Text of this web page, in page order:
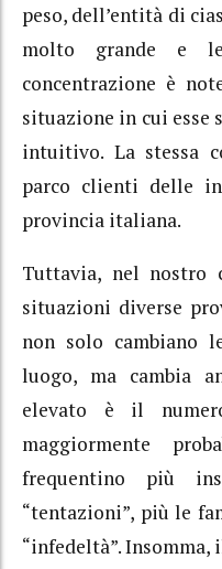
peso, dell’entità di
molto grande e
concentrazione è
situazione in cui esse
intuitivo. La stessa
parco clienti delle
provincia italiana.
Tuttavia, nel nostro
situazioni diverse
non solo cambiano
luogo, ma cambia
elevato è il
maggiormente
frequentino più
“tentazioni”, più le
“infedeltà”.